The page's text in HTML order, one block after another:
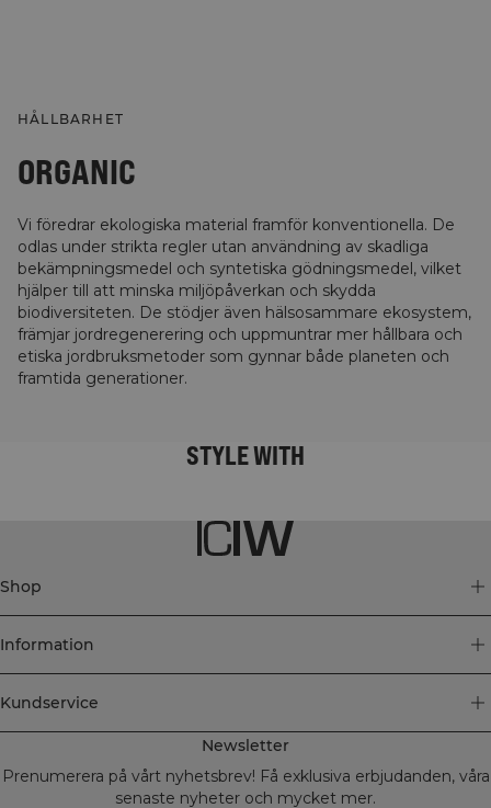
HÅLLBARHET
ORGANIC
Vi föredrar ekologiska material framför konventionella. De
odlas under strikta regler utan användning av skadliga
bekämpningsmedel och syntetiska gödningsmedel, vilket
hjälper till att minska miljöpåverkan och skydda
biodiversiteten. De stödjer även hälsosammare ekosystem,
främjar jordregenerering och uppmuntrar mer hållbara och
etiska jordbruksmetoder som gynnar både planeten och
framtida generationer.
STYLE WITH
Shop
Information
Kundservice
Newsletter
Prenumerera på vårt nyhetsbrev! Få exklusiva erbjudanden, våra
senaste nyheter och mycket mer.